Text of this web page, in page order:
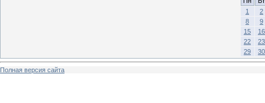
1
2
8
9
15
16
22
23
29
30
Полная версия сайта